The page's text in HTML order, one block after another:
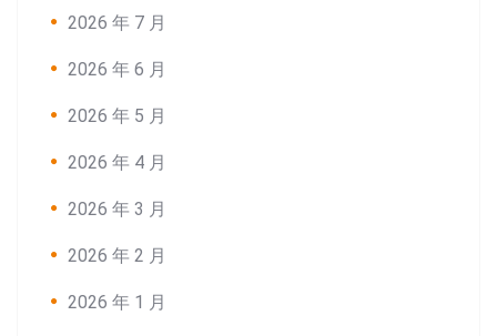
2026 年 7 月
2026 年 6 月
2026 年 5 月
2026 年 4 月
2026 年 3 月
2026 年 2 月
2026 年 1 月